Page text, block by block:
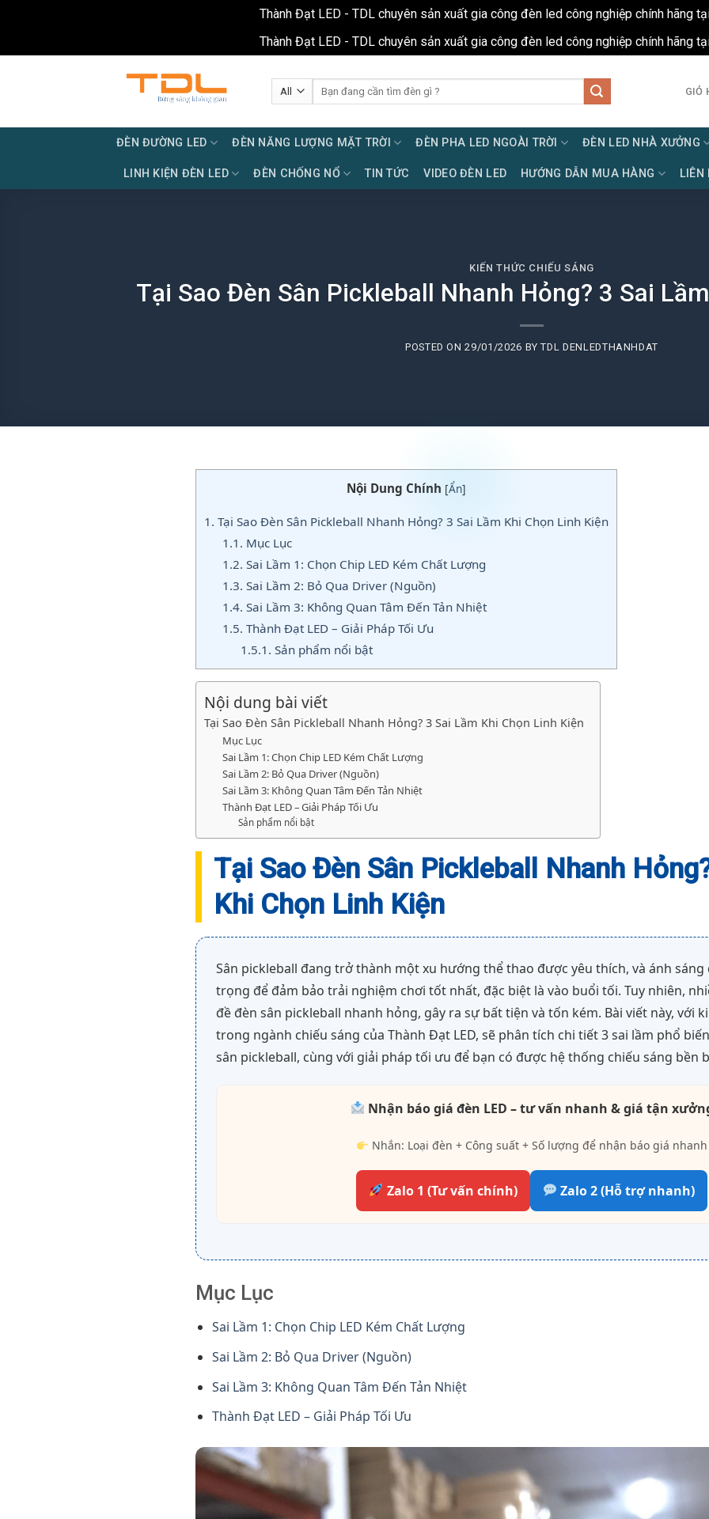
Thành Đạt LED - TDL chuyên sản xuất gia công đèn led công nghiệp chính hãng
Thành Đạt LED - TDL chuyên sản xuất gia công đèn led công nghiệp chính hãng
kiếm:
GIỎ
ĐÈN ĐƯỜNG LED ĐÈN NĂNG LƯỢNG MẶT TRỜI ĐÈN PHA LED NGOÀI TRỜI ĐÈN LED NHÀ XƯỞNG
LINH KIỆN ĐÈN LED ĐÈN CHỐNG NỔ TIN TỨC VIDEO ĐÈN LED HƯỚNG DẪN MUA HÀNG LIÊN
KIẾN THỨC CHIẾU SÁNG
Tại Sao Đèn Sân Pickleball Nhanh Hỏng? 3 Sai
POSTED ON29/01/2026 BYTDL DENLEDTHANHDAT
Nội Dung Chính [Ẩn]
1. Tại Sao Đèn Sân Pickleball Nhanh Hỏng? 3 Sai Lầm Khi Chọn Linh Kiện
1.1. Mục Lục
1.2. Sai Lầm 1: Chọn Chip LED Kém Chất Lượng
1.3. Sai Lầm 2: Bỏ Qua Driver (Nguồn)
1.4. Sai Lầm 3: Không Quan Tâm Đến Tản Nhiệt
1.5. Thành Đạt LED – Giải Pháp Tối Ưu
1.5.1. Sản phẩm nổi bật
Nội dung bài viết
Tại Sao Đèn Sân Pickleball Nhanh Hỏng? 3 Sai Lầm Khi Chọn Linh Kiện
Mục Lục
Sai Lầm 1: Chọn Chip LED Kém Chất Lượng
Sai Lầm 2: Bỏ Qua Driver (Nguồn)
Sai Lầm 3: Không Quan Tâm Đến Tản Nhiệt
Thành Đạt LED – Giải Pháp Tối Ưu
Sản phẩm nổi bật
Tại Sao Đèn Sân Pickleball Nhanh
Khi Chọn Linh Kiện
Sân pickleball đang trở thành một xu hướng thể thao được yêu thích, và ánh
trọng để đảm bảo trải nghiệm chơi tốt nhất, đặc biệt là vào buổi tối. Tuy nhiên,
đề đèn sân pickleball nhanh hỏng, gây ra sự bất tiện và tốn kém. Bài viết này, với
trong ngành chiếu sáng của Thành Đạt LED, sẽ phân tích chi tiết 3 sai lầm phổ
sân pickleball, cùng với giải pháp tối ưu để bạn có được hệ thống chiếu sáng bền
Nhận báo giá đèn LED – tư vấn nhanh & giá tận
Nhắn: Loại đèn + Công suất + Số lượng để nhận báo giá nhanh
Zalo 1 (Tư vấn chính) Zalo 2 (Hỗ trợ nhanh)
Mục Lục
Sai Lầm 1: Chọn Chip LED Kém Chất Lượng
Sai Lầm 2: Bỏ Qua Driver (Nguồn)
Sai Lầm 3: Không Quan Tâm Đến Tản Nhiệt
Thành Đạt LED – Giải Pháp Tối Ưu